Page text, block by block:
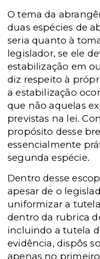
O tema da
duas espécies de
seria quanto à
legislador, se ele
estabilização em
diz respeito à
a estabilização
que não aquelas
previstas na lei.
propósito desse
essencialmente
segunda espécie.
Dentro desse
apesar de o
uniformizar a
dentro da rubrica
incluindo a tutela
evidência, dispôs
apenas no